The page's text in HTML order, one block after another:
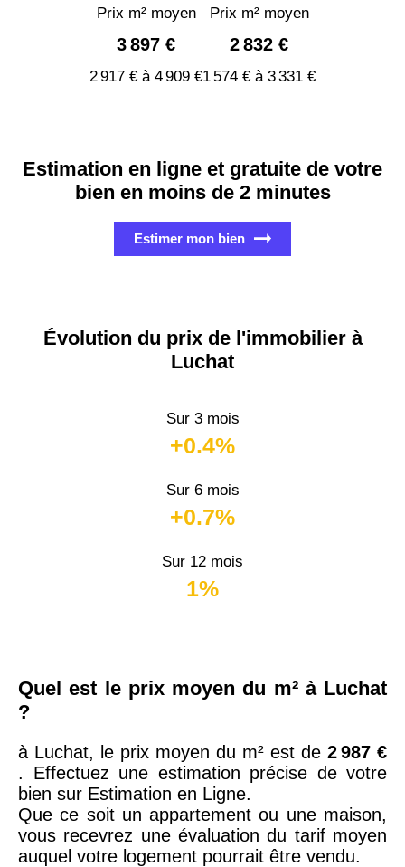
Prix m² moyen
3 897 €
2 917 € à 4 909 €
Prix m² moyen
2 832 €
1 574 € à 3 331 €
Estimation en ligne et gratuite de votre
bien en moins de 2 minutes
Estimer mon bien
Évolution du prix de l'immobilier à
Luchat
Sur 3 mois
+0.4%
Sur 6 mois
+0.7%
Sur 12 mois
1%
Quel est le prix moyen du m² à Luchat
?
à Luchat, le prix moyen du m² est de 2 987 €
. Effectuez une estimation précise de votre
bien sur Estimation en Ligne.
Que ce soit un appartement ou une maison,
vous recevrez une évaluation du tarif moyen
auquel votre logement pourrait être vendu.